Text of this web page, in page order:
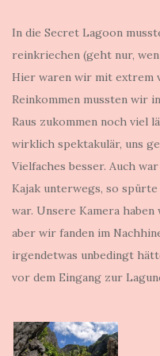
In die Secret Lagoon
reinkriechen (geht nur,
Hier waren wir mit extrem
Reinkommen mussten wir
Raus zukommen noch viel
wirklich spektakulär, uns
Vielfaches besser. Auch
Kajak unterwegs, so
war. Unsere Kamera
aber wir fanden im
irgendetwas unbedingt
vor dem Eingang zur